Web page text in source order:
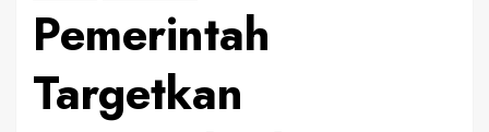
Pemerintah
Targetkan